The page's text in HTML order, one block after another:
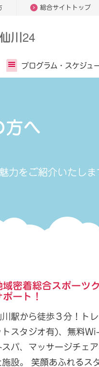
総合サイトトップ
川24
プログラム・ スケジュ
方へ
力をご紹介いたしま
域密着総合スポーツ
ート！
川駅から徒歩３分！ト
トスタジオ有)、無料
スパ、マッサージチェ
施設。 笑顔あふれるス